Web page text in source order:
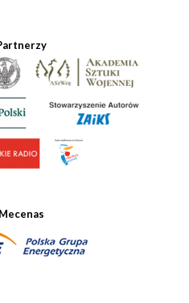
Mecenas